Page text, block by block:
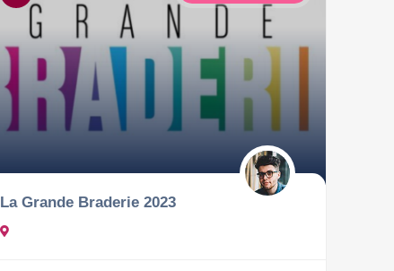
La Grande Braderie 2023